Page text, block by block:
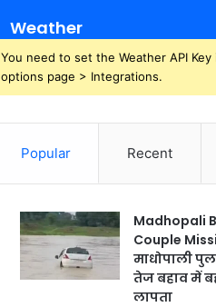
Weather
You need to set the Weather API
options page > Integrations.
Popular Recent
Madhopali
Couple
माधोपाली
तेज बहाव में
लापता